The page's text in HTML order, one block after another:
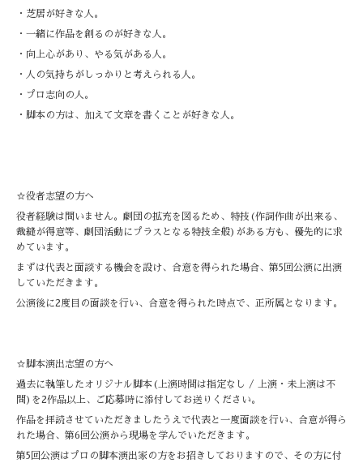
・芝居が好きな人。
・一緒に作品を創るのが好きな人。
・向上心があり、やる気がある人。
・人の気持ちがしっかりと考えられる人。
・プロ志向の人。
・脚本の方は、加えて文章を書くことが好きな人。
☆役者志望の方へ
役者経験は問いません。劇団の拡充を図るため、特技(作詞作曲が出来る、
裁縫が得意等、劇団活動にプラスとなる特技全般)がある方も、優先的に求
めています。
まずは代表と面談する機会を設け、合意を得られた場合、第5回公演に出演
していただきます。
公演後に2度目の面談を行い、合意を得られた時点で、正所属となります。
☆脚本演出志望の方へ
過去に執筆したオリジナル脚本(上演時間は指定なし / 上演・未上演は不
問)を2作品以上、ご応募時に添付してお送りください。
作品を拝読させていただきましたうえで代表と一度面談を行い、合意が得ら
れた場合、第6回公演から現場を学んでいただきます。
第5回公演はプロの脚本演出家の方をお招きしておりますので、その方に付